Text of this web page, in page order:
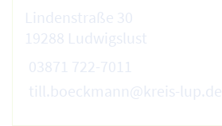
Lindenstraße 30
19288 Ludwigslust
03871 722-7011
till.boeckmann@kreis-lup.de